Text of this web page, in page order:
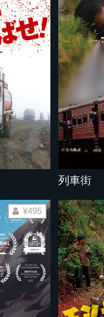
列車街
¥495